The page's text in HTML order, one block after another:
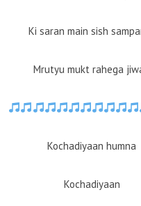
Ki saran main sish
Mrutyu mukt rahega
Kochadiyaan humna
Kochadiyaan